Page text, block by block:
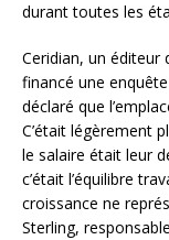
durant toutes les
Ceridian, un éditeur
financé une
déclaré que
C’était légèrement
le salaire était leur
c’était l’équilibre
croissance ne
Sterling,